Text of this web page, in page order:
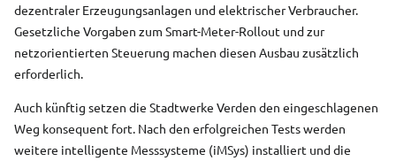
dezentraler Erzeugungsanlagen und elektrischer Verbraucher.
Gesetzliche Vorgaben zum Smart-Meter-Rollout und zur
netzorientierten Steuerung machen diesen Ausbau zusätzlich
erforderlich.
Auch künftig setzen die Stadtwerke Verden den eingeschlagenen
Weg konsequent fort. Nach den erfolgreichen Tests werden
weitere intelligente Messsysteme (iMSys) installiert und die